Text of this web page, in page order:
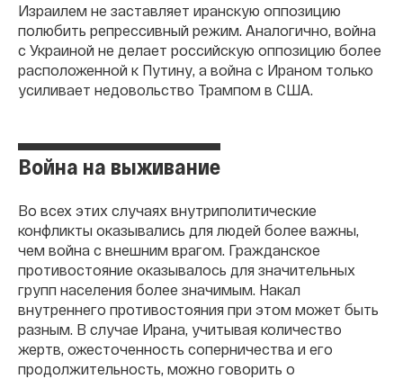
Израилем не заставляет иранскую оппозицию
полюбить репрессивный режим. Аналогично, война
с Украиной не делает российскую оппозицию более
расположенной к Путину, а война с Ираном только
усиливает недовольство Трампом в США.
Война на выживание
Во всех этих случаях внутриполитические
конфликты оказывались для людей более важны,
чем война с внешним врагом. Гражданское
противостояние оказывалось для значительных
групп населения более значимым. Накал
внутреннего противостояния при этом может быть
разным. В случае Ирана, учитывая количество
жертв, ожесточенность соперничества и его
продолжительность, можно говорить о